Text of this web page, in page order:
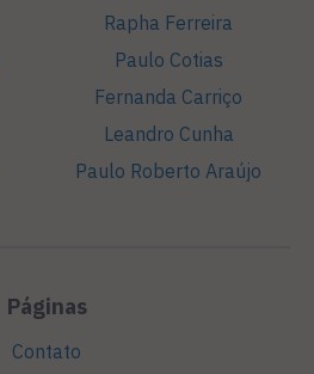
Rapha Ferreira
Paulo Cotias
Fernanda Carriço
Leandro Cunha
Paulo Roberto Araújo
Páginas
Contato